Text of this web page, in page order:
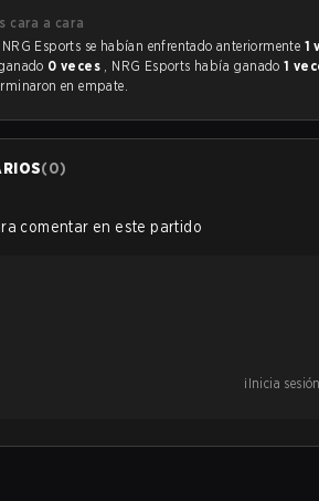
cara a cara
FaZe Clan y NRG Esports se habían enfrentado anteriormente 1
0 veces , NRG Esports había ganado1
en empate.
(0)
comentar en este partido
¡Inicia